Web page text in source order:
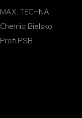
MAX, TECHNA
Chemia Bielsko
Profi PSB